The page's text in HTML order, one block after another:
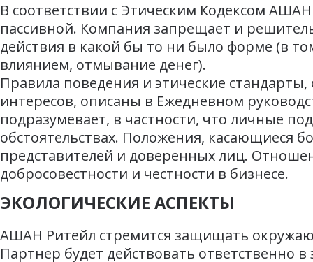
В соответствии с Этическим Кодексом
пассивной. Компания запрещает и
действия в какой бы то ни было форме (в
влиянием, отмывание денег).
Правила поведения и этические
интересов, описаны в Ежедневном
подразумевает, в частности, что личные
обстоятельствах. Положения, касающиеся
представителей и доверенных лиц.
добросовестности и честности в бизнесе.
ЭКОЛОГИЧЕСКИЕ АСПЕКТЫ
АШАН Ритейл стремится защищать
Партнер будет действовать ответственно